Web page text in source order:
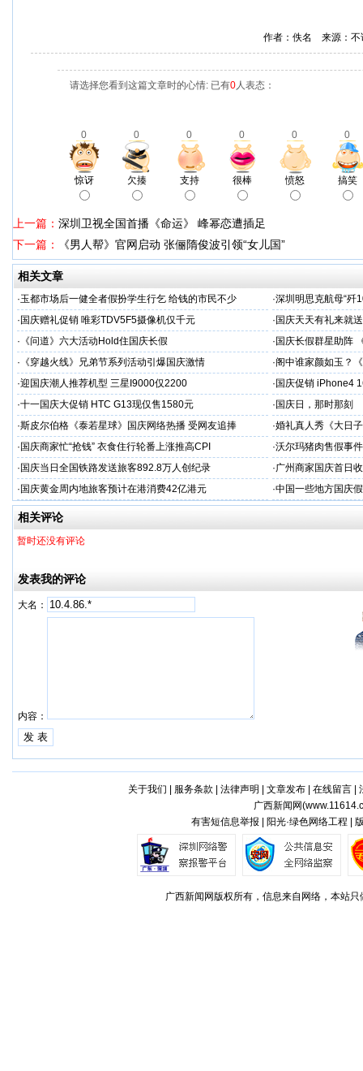
作者：佚名 来源：
请选择您看到这篇文章时的心情: 已有0人表态：
0 0 0 0 0 0
惊讶 欠揍 支持 很棒 愤怒 搞笑
上一篇： 深圳卫视全国首播《命运》 峰幂恋遭插足
下一篇：
《男人帮》官网启动 张俪隋俊波引领“女儿国”
相关文章
·玉都市场后一健全者假扮学生行乞 给钱的市民不少 ·深圳明思克航母“歼
· 国庆赠礼促销 唯彩TDV5F5摄像机仅千元 · 国庆天天有礼来就
· 《问道》六大活动Hold住国庆长假 · 国庆长假群星助阵
· 《穿越火线》兄弟节系列活动引爆国庆激情 ·阁中谁家颜如玉？
·迎国庆潮人推荐机型 三星I9000仅2200 · 国庆促销 iPhone4
·十一国庆大促销 HTC G13现仅售1580元 · 国庆日，那时那刻
·斯皮尔伯格《泰若星球》国庆网络热播 受网友追捧 ·婚礼真人秀《大日
· 国庆商家忙“抢钱” 衣食住行轮番上涨推高CPI ·沃尔玛猪肉售假事
· 国庆当日全国铁路发送旅客892.8万人创纪录 ·广州商家国庆首日
· 国庆黄金周内地旅客预计在港消费42亿港元 ·中国一些地方国庆
相关评论
暂时还没有评论
发表我的评论
大名：
内容：
关于我们 服务条款 法律声明 文章发布| 在线留言|
广西新闻网(
有害短信息举报 | 阳光·绿色网络工程 |
广西新闻网版权所有，信息来自网络，本站